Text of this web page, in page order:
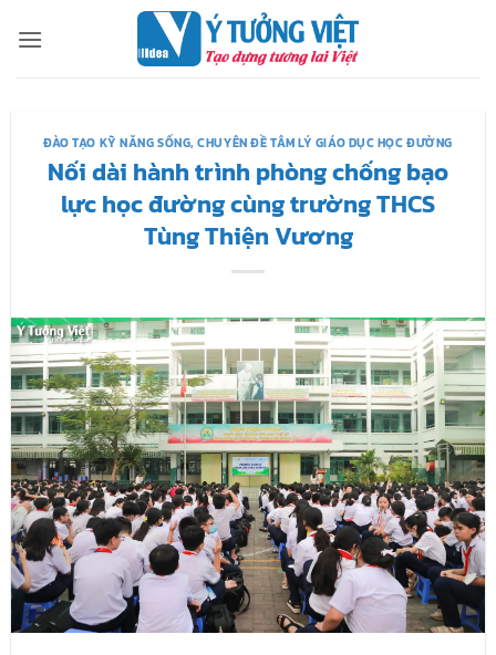
qua
ĐÀO TẠO KỸ NĂNG SỐNG,CHUYÊN ĐỀ TÂM LÝ GIÁO DỤC HỌC ĐƯỜNG
Nối dài hành trình phòng chống bạo
lực học đường cùng trường THCS
Tùng Thiện Vương